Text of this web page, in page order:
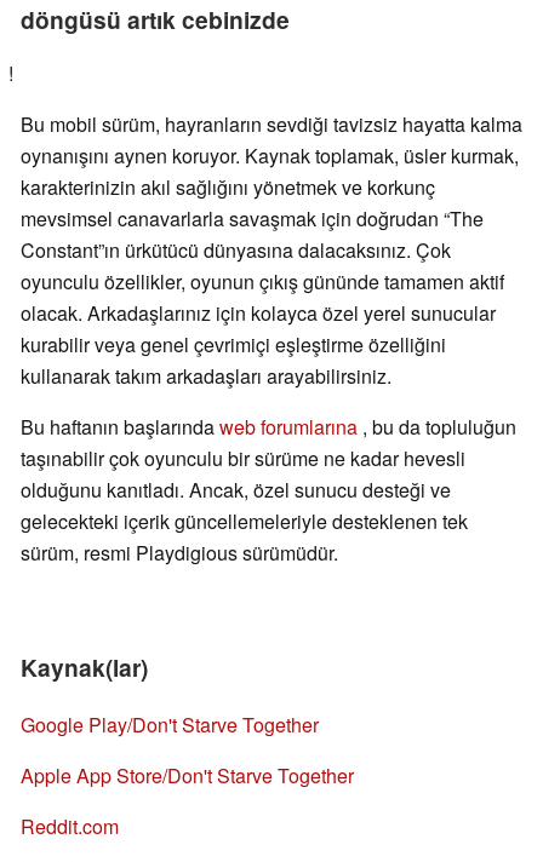
döngüsü artık cebinizde
!
Bu mobil sürüm, hayranların sevdiği tavizsiz hayatta kalma
oynanışını aynen koruyor. Kaynak toplamak, üsler kurmak,
karakterinizin akıl sağlığını yönetmek ve korkunç
mevsimsel canavarlarla savaşmak için doğrudan “The
Constant”ın ürkütücü dünyasına dalacaksınız. Çok
oyunculu özellikler, oyunun çıkış gününde tamamen aktif
olacak. Arkadaşlarınız için kolayca özel yerel sunucular
kurabilir veya genel çevrimiçi eşleştirme özelliğini
kullanarak takım arkadaşları arayabilirsiniz.
Bu haftanın başlarındaweb forumlarına , bu da topluluğun
taşınabilir çok oyunculu bir sürüme ne kadar hevesli
olduğunu kanıtladı. Ancak, özel sunucu desteği ve
gelecekteki içerik güncellemeleriyle desteklenen tek
sürüm, resmi Playdigious sürümüdür.
Kaynak(lar)
Google Play/Don't Starve Together
Apple App Store/Don't Starve Together
Reddit.com